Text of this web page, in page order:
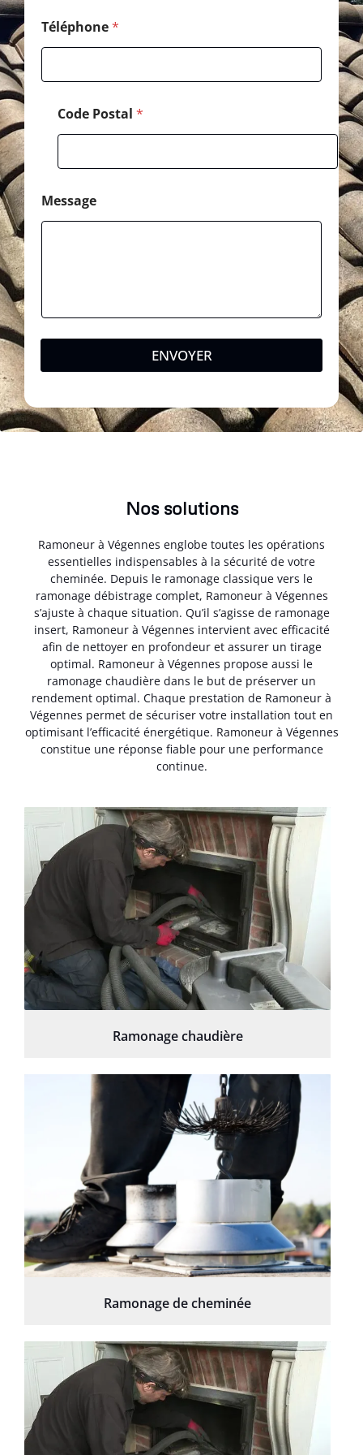
Téléphone*
Code Postal *
Message
ENVOYER
Nos solutions
Ramoneur à Végennes englobe toutes les opérations
essentielles indispensables à la sécurité de votre
cheminée. Depuis le ramonage classique vers le
ramonage débistrage complet, Ramoneur à Végennes
s’ajuste à chaque situation. Qu’il s’agisse de ramonage
insert, Ramoneur à Végennes intervient avec efficacité
afin de nettoyer en profondeur et assurer un tirage
optimal. Ramoneur à Végennes propose aussi le
ramonage chaudière dans le but de préserver un
rendement optimal. Chaque prestation de Ramoneur à
Végennes permet de sécuriser votre installation tout en
optimisant l’efficacité énergétique. Ramoneur à Végennes
constitue une réponse fiable pour une performance
continue.
Ramonage chaudière
Ramonage de cheminée